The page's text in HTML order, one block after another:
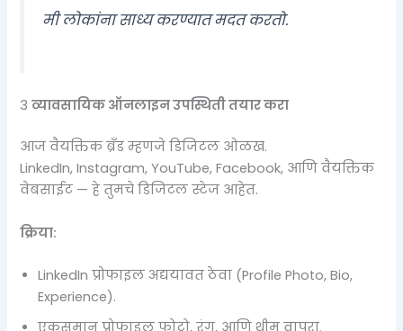
मी लोकांना साध्य करण्यात मदत करतो.
3️व्यावसायिक ऑनलाइन उपस्थिती तयार करा
आज वैयक्तिक ब्रँड म्हणजे डिजिटल ओळख.
LinkedIn, Instagram, YouTube, Facebook, आणि वैयक्तिक
वेबसाईट — हे तुमचे डिजिटल स्टेज आहेत.
क्रिया:
LinkedIn प्रोफाइल अद्ययावत ठेवा (Profile Photo, Bio,
Experience).
एकसमान प्रोफाइल फोटो, रंग, आणि थीम वापरा.